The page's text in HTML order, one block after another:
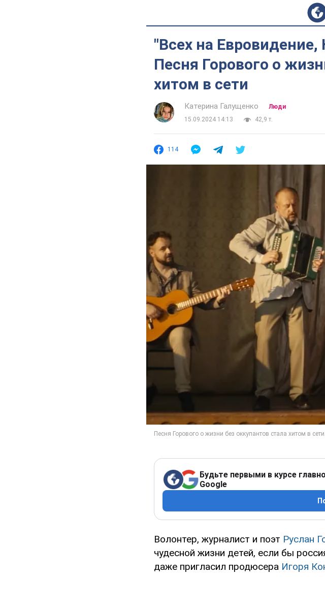
"Всех на
Песня Горового о
хитом в сети
Катерина Галущенко
Люди
15.09.2024 14:13
42,9 т.
114
Будьте первыми в курсе
Google
Волонтер, журналист и поэт Руслан
чудесной жизни детей, если бы
даже пригласил продюсера Игоря